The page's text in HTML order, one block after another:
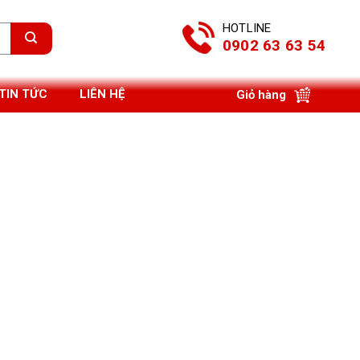
HOTLINE
0902 63 63 54
TỨC LIÊN HỆ Giỏ hàng